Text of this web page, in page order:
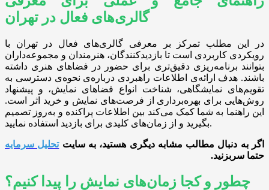
گالری‌های فعال در تهران
در این مطلب تمرکز بر معرفی گالری‌های فعال در تهران با
رویکردی کاربردی است تا بازدیدکنندگان، هنرمندان و مجموعه‌داران
بتوانند برنامه‌ریزی دقیق‌تری برای حضور در فضاهای هنری داشته
باشند. هدف ارائه‌ی اطلاعات راهبردی درباره‌ی نحوه‌ی دسترسی به
تقویم‌های نمایشگاهی، شناخت انواع فضاهای نمایش، و پیشنهاد
روش‌هایی برای بهره‌برداری از فرصت‌های نمایش و خرید اثر است.
این راهنما به شما کمک می‌کند بین اطلاعات پراکنده و به‌روز تصمیم
بگیرید و از زمان‌های کلیدی برای بازدید استفاده نمایید.
اگر به دنبال مطالب مشابه دیگری هستید، به سایتتحلیل سرمایه
حتما سربزنید.
چطور و کجا زمان‌های نمایش را پیدا کنیم؟